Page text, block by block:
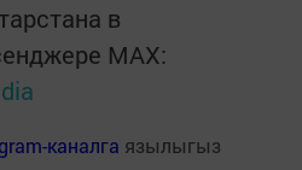
в
MАХ:
каналга язылыгыз